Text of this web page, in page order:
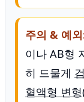
주의 & 예
이나 AB형
히 드물게
혈액형 변